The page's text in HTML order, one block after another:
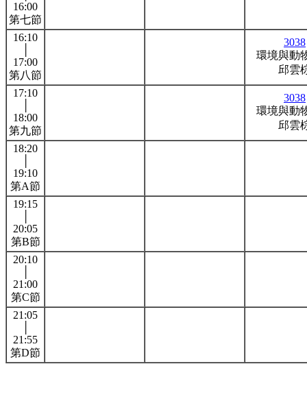
16:00
第七節
16:10
17:00
第八節
3038
環境與動
邱雲
17:10
18:00
第九節
3038
環境與動
邱雲
18:20
19:10
第A節
19:15
20:05
第B節
20:10
21:00
第C節
21:05
21:55
第D節